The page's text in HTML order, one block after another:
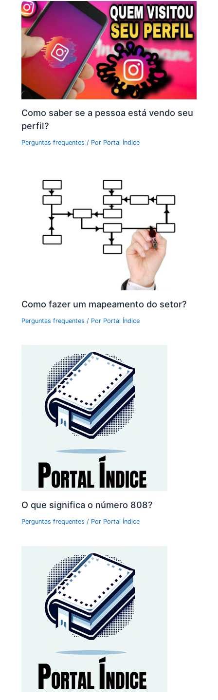
Como saber se a pessoa está vendo seu
perfil?
Perguntas frequentes / Por Portal Índice
Como fazer um mapeamento do setor?
Perguntas frequentes / Por Portal Índice
O que significa o número 808?
Perguntas frequentes / Por Portal Índice